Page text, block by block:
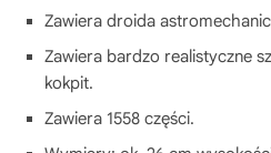
Zawiera droida
Zawiera bardzo realistyczne
kokpit.
Zawiera 1558 części.